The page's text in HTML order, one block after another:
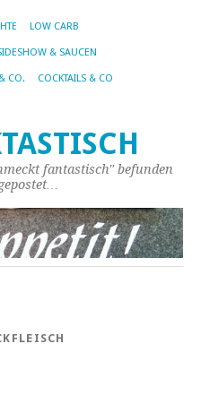
LOW CARB
& SAUCEN
CO. COCKTAILS & CO
fantastisch" befunden